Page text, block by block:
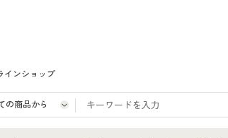
インショップ